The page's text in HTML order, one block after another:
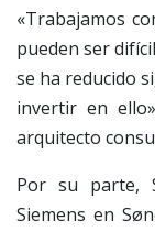
«Trabajamos
pueden ser
se ha reducido
invertir en
arquitecto
Por su parte,
Siemens en